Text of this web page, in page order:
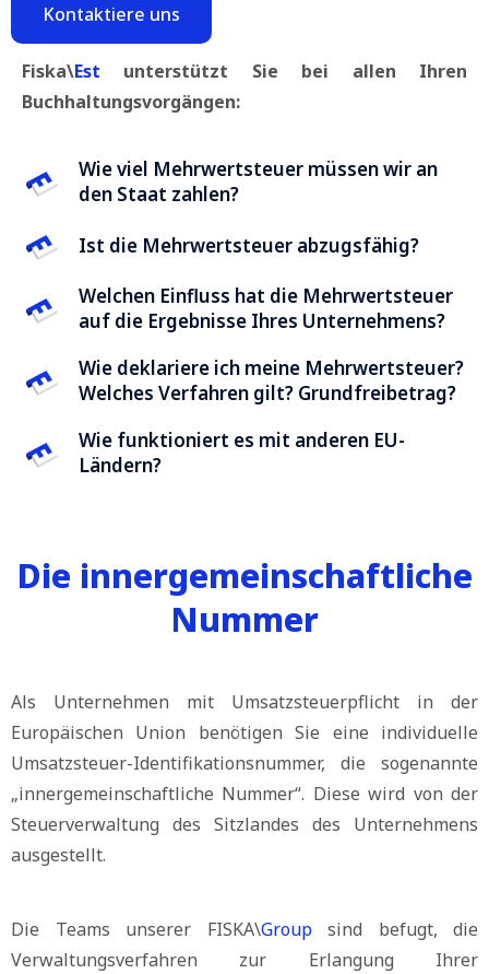
Kontaktiere uns
Fiska\Est unterstützt Sie bei allen Ihren
Buchhaltungsvorgängen:
Wie viel Mehrwertsteuer müssen wir an
den Staat zahlen?
Ist die Mehrwertsteuer abzugsfähig?
Welchen Einfluss hat die Mehrwertsteuer
auf die Ergebnisse Ihres Unternehmens?
Wie deklariere ich meine Mehrwertsteuer?
Welches Verfahren gilt? Grundfreibetrag?
Wie funktioniert es mit anderen EU-
Ländern?
Die innergemeinschaftliche
Nummer
Als Unternehmen mit Umsatzsteuerpflicht in der
Europäischen Union benötigen Sie eine individuelle
Umsatzsteuer-Identifikationsnummer, die sogenannte
„innergemeinschaftliche Nummer“. Diese wird von der
Steuerverwaltung des Sitzlandes des Unternehmens
ausgestellt.
Die Teams unserer FISKA\Groupsind befugt, die
Verwaltungsverfahren zur Erlangung Ihrer